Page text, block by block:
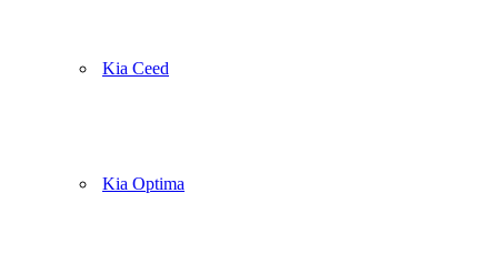
Kia Ceed
Kia Optima